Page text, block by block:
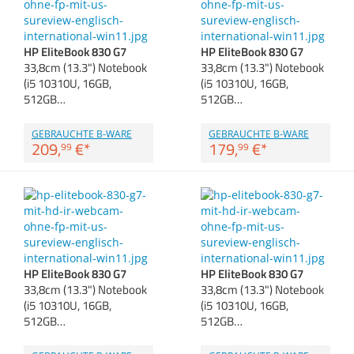
Zubehör
Anmelden | Registrieren
Merkzettel
HP EliteBook 830 G7
33,8cm (13.3") Notebook
(i5 10310U, 16GB,
512GB…
GEBRAUCHTE B-WARE
209,99 €*
HP EliteBook 830 G7
33,8cm (13.3") Notebook
(i5 10310U, 16GB,
512GB…
GEBRAUCHTE B-WARE
179,99 €*
HP EliteBook 830 G7
33,8cm (13.3") Notebook
(i5 10310U, 16GB,
512GB…
HP EliteBook 830 G7
33,8cm (13.3") Notebook
(i5 10310U, 16GB,
512GB…